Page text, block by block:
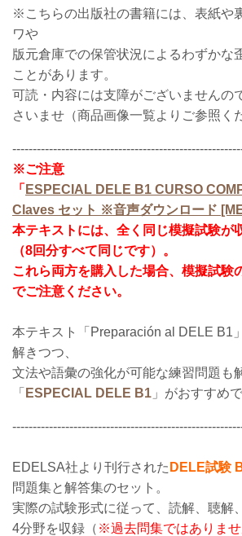
※こちらの出版社の書籍には、 表紙や
ワや
版元倉庫での保管状況によるわずかな
ことがあります。
可読・内容には支障がございませんの
さいませ（商品画像一覧よりご参照く
※ご注意
「 ESPECIAL DELE B1 CURSO
Claves セット ※音声ダウンロード
本テキストには、全く同じ模擬試験が
（8回分すべて同じです）。
これら両方を購入した場合、模擬試験
でご注意ください。
本テキスト「Preparación al DELE B1
解きつつ、
文法や語彙の強化が可能な練習問題も
「 ESPECIAL DELE B1 」がおすすめで
EDELSA社より刊行された DELE試験
問題集と解答集のセット。
実際の試験形式に従って、読解、聴解
4分野を収録（ ※過去問集ではありませ